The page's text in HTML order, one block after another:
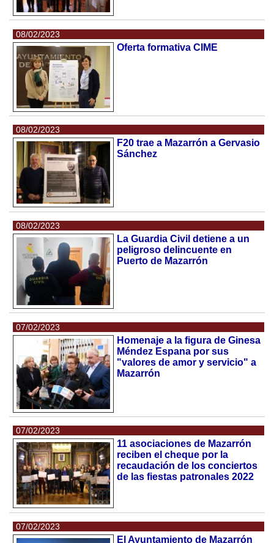
08/02/2023
Oferta formativa CIME
08/02/2023
F20 trae a Mazarrón a Gervasio
Sánchez
08/02/2023
La Guardia Civil detiene a un
peligroso delincuente en
Puerto de Mazarrón
07/02/2023
Homenaje a la figura de Ginesa
Méndez Espana por sus
"valores de amor y servicio" a
Mazarrón
07/02/2023
11 asociaciones de Mazarrón
reciben el cheque por la
recaudación de los conciertos
de las fiestas patronales 2022
07/02/2023
El Ayuntamiento de Mazarrón